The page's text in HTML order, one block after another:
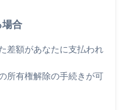
合
差額があなたに支払われ
所有権解除の手続きが可